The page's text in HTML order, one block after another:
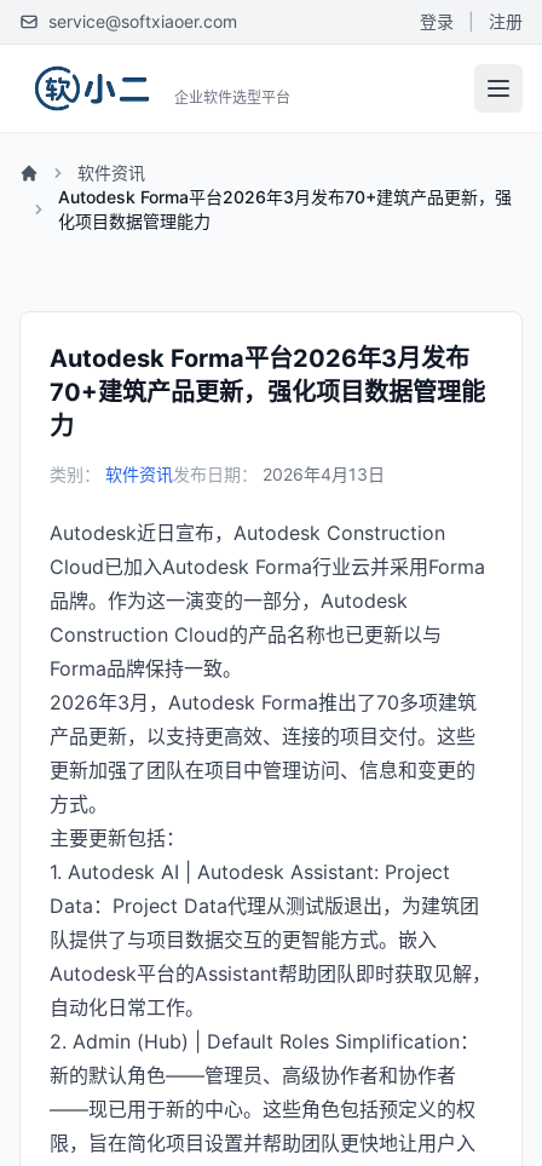
service@softxiaoer.com 登录 注册
企业软件选型平台
软件资讯
Autodesk Forma平台2026年3月发布70+建筑产品更新，强
化项目数据管理能力
Autodesk Forma平台2026年3月发布
70+建筑产品更新，强化项目数据管理能
力
类别： 软件资讯发布日期： 2026年4月13日
Autodesk近日宣布，Autodesk Construction
Cloud已加入Autodesk Forma行业云并采用Forma
品牌。作为这一演变的一部分，Autodesk
Construction Cloud的产品名称也已更新以与
Forma品牌保持一致。
2026年3月，Autodesk Forma推出了70多项建筑
产品更新，以支持更高效、连接的项目交付。这些
更新加强了团队在项目中管理访问、信息和变更的
方式。
主要更新包括：
1. Autodesk AI | Autodesk Assistant: Project
Data：Project Data代理从测试版退出，为建筑团
队提供了与项目数据交互的更智能方式。嵌入
Autodesk平台的Assistant帮助团队即时获取见解，
自动化日常工作。
2. Admin (Hub) | Default Roles Simplification：
新的默认角色——管理员、高级协作者和协作者
——现已用于新的中心。这些角色包括预定义的权
限，旨在简化项目设置并帮助团队更快地让用户入